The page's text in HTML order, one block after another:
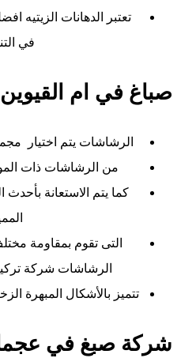
تعتبر الدهانات الزيتيه
في
صباغ في ام القيوين
الرشاشات يتم اختيار
من الرشاشات ذات
كما يتم الاستعانة
التى تقوم بمقاومة
الرشاشات شركة
تتميز بالأشكال المبهرة
شركة صبغ في